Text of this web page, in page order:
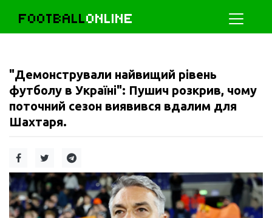
FOOTBALLONLINE
"Демонстрували найвищий рівень
футболу в Україні": Пушич розкрив, чому
поточний сезон виявився вдалим для
Шахтаря.